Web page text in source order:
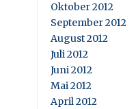
Oktober 2012
September 2012
August 2012
Juli 2012
Juni 2012
Mai 2012
April 2012